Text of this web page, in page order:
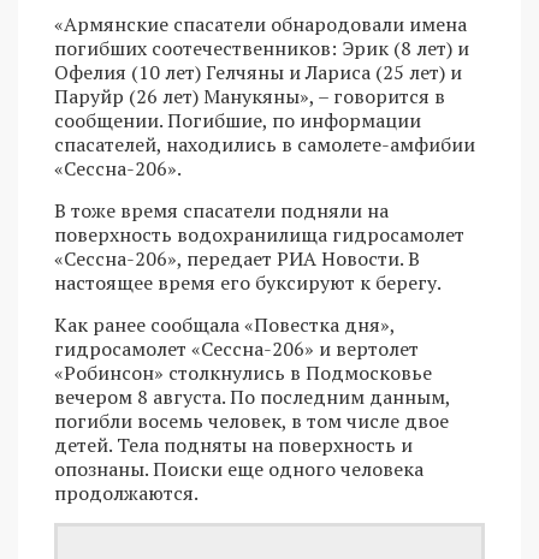
«Армянские спасатели обнародовали имена
погибших соотечественников: Эрик (8 лет) и
Офелия (10 лет) Гелчяны и Лариса (25 лет) и
Паруйр (26 лет) Манукяны», – говорится в
сообщении. Погибшие, по информации
спасателей, находились в самолете-амфибии
«Сессна-206».
В тоже время спасатели подняли на
поверхность водохранилища гидросамолет
«Сессна-206», передает РИА Новости. В
настоящее время его буксируют к берегу.
Как ранее сообщала «Повестка дня»,
гидросамолет «Сессна-206» и вертолет
«Робинсон» столкнулись в Подмосковье
вечером 8 августа. По последним данным,
погибли восемь человек, в том числе двое
детей. Тела подняты на поверхность и
опознаны. Поиски еще одного человека
продолжаются.